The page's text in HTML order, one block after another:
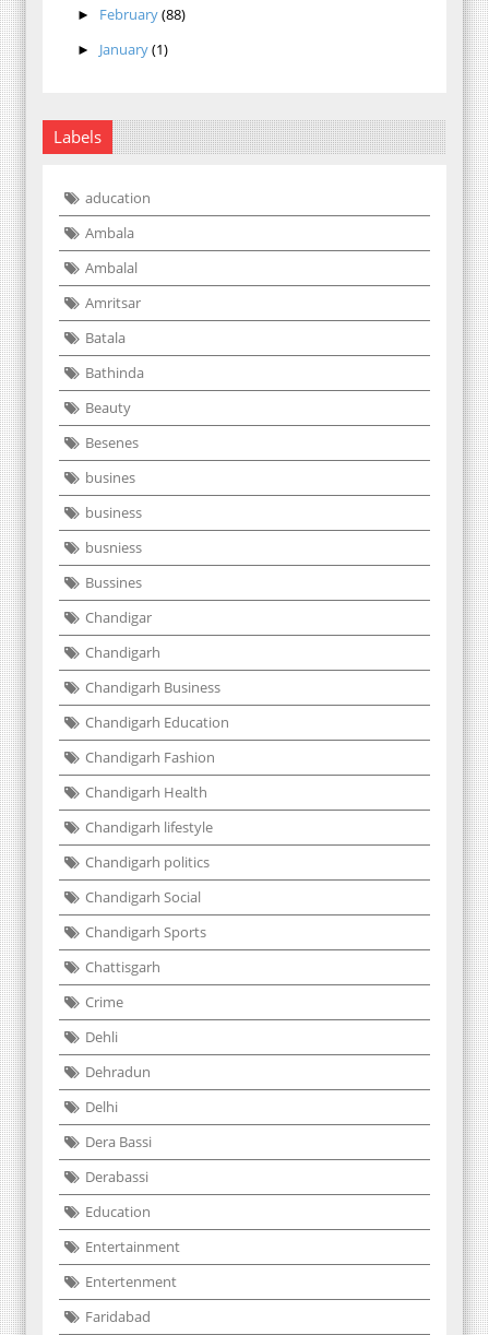
► February(88)
► January(1)
Labels
aducation
Ambala
Ambalal
Amritsar
Batala
Bathinda
Beauty
Besenes
busines
business
busniess
Bussines
Chandigar
Chandigarh
Chandigarh Business
Chandigarh Education
Chandigarh Fashion
Chandigarh Health
Chandigarh lifestyle
Chandigarh politics
Chandigarh Social
Chandigarh Sports
Chattisgarh
Crime
Dehli
Dehradun
Delhi
Dera Bassi
Derabassi
Education
Entertainment
Entertenment
Faridabad